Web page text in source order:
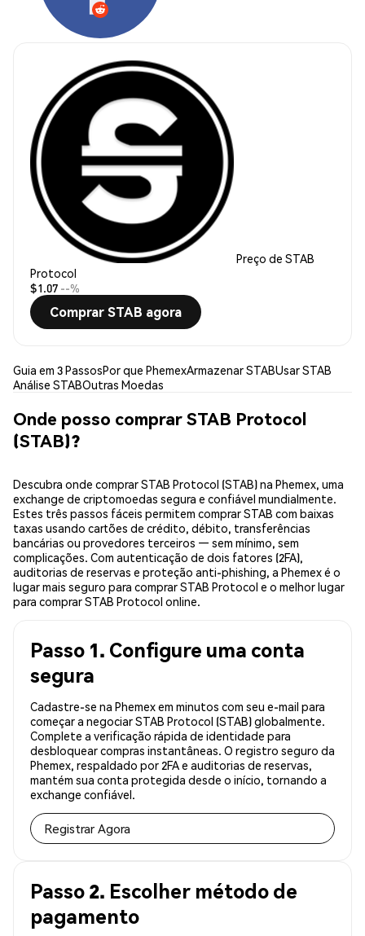
Preço de STAB
Protocol
$1.07 --%
Comprar STAB agora
Guia em 3 PassosPor que PhemexArmazenar STABUsar STAB
Análise STABOutras Moedas
Onde posso comprar STAB Protocol
(STAB)?
Descubra onde comprar STAB Protocol (STAB) na Phemex, uma
exchange de criptomoedas segura e confiável mundialmente.
Estes três passos fáceis permitem comprar STAB com baixas
taxas usando cartões de crédito, débito, transferências
bancárias ou provedores terceiros — sem mínimo, sem
complicações. Com autenticação de dois fatores (2FA),
auditorias de reservas e proteção anti-phishing, a Phemex é o
lugar mais seguro para comprar STAB Protocol e o melhor lugar
para comprar STAB Protocol online.
Passo 1. Configure uma conta
segura
Cadastre-se na Phemex em minutos com seu e-mail para
começar a negociar STAB Protocol (STAB) globalmente.
Complete a verificação rápida de identidade para
desbloquear compras instantâneas. O registro seguro da
Phemex, respaldado por 2FA e auditorias de reservas,
mantém sua conta protegida desde o início, tornando a
exchange confiável.
Registrar Agora
Passo 2. Escolher método de
pagamento